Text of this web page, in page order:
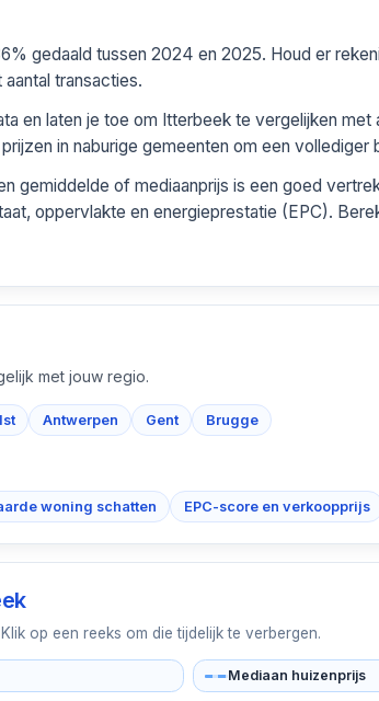
gedaald tussen 2024 en 2025. Houd er
transacties.
en laten je toe om Itterbeek te vergelijken
in naburige gemeenten om een vollediger
gemiddelde of mediaanprijs is een goed
oppervlakte en energieprestatie (EPC).
met jouw regio.
Antwerpen Gent Brugge
woning schatten EPC-score en verkoopprijs
op een reeks om die tijdelijk te verbergen.
Mediaan huizenprijs